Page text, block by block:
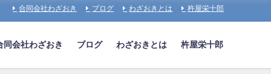
合同会社わざおき ブログ わざおきとは 杵屋栄十郎
同会社わざおき ブログ わざおきとは 杵屋栄十郎